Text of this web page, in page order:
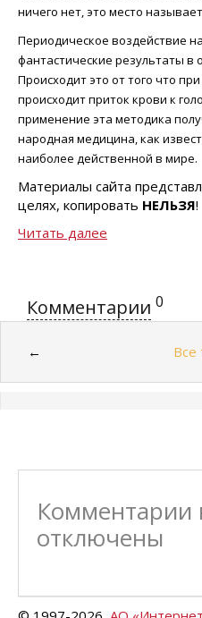
ничего нет, это место
Периодическое воздействие
фантастические результаты в
Происходит это от того что
происходит приток крови к
применение эта методика
народная медицина, как
наиболее действенной в мире.
Материалы сайта
целях, копировать НЕЛЬЗЯ!
Читать далее
Комментарии 0
← Все
Комментарии
отключены